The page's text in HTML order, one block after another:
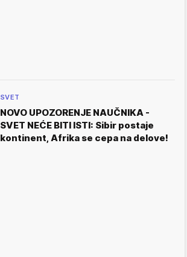
SVET
NOVO UPOZORENJE NAUČNIKA -
SVET NEĆE BITI ISTI: Sibir postaje
kontinent, Afrika se cepa na delove!